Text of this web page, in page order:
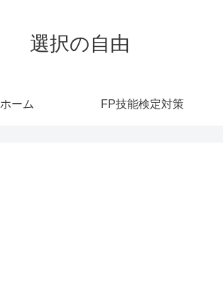
選択の自由
ホーム FP技能検定対策